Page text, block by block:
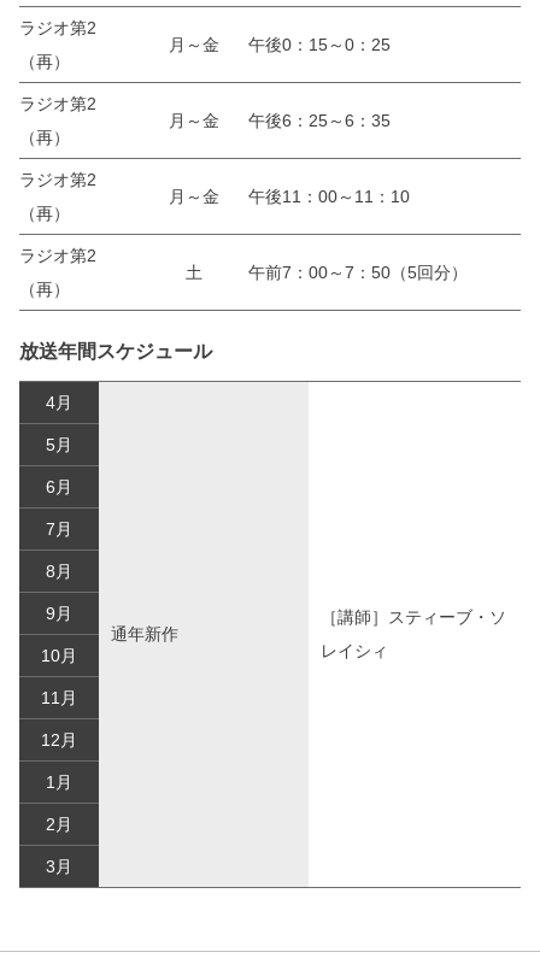
ラジオ第2
（再）
月～金 午後0：15～0：25
ラジオ第2
（再）
月～金 午後6：25～6：35
ラジオ第2
（再）
月～金 午後11：00～11：10
ラジオ第2
（再）
土 午前7：00～7：50（5回分）
放送年間スケジュール
4月
通年新作
［講師］スティーブ・ソ
レイシィ
5月
6月
7月
8月
9月
10月
11月
12月
1月
2月
3月